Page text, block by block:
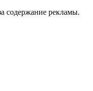
содержание рекламы.